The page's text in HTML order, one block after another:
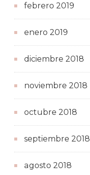
febrero 2019
enero 2019
diciembre 2018
noviembre 2018
octubre 2018
septiembre 2018
agosto 2018